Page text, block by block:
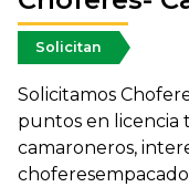
Solicitan
Solicitamos
puntos en licencia
camaroneros,